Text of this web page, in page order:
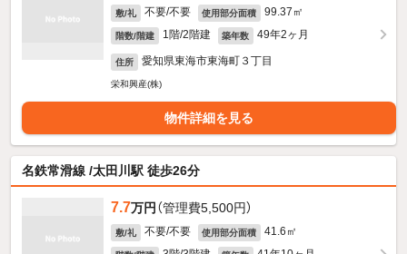
敷/礼 不要/不要 使用部分面積 99.37㎡
階数/階建 1階/2階建 築年数 49年2ヶ月
住所 愛知県東海市東海町３丁目
栄和興産(株)
物件詳細を見る
名鉄常滑線 /太田川駅 徒歩26分
7.7万円 （管理費5,500円）
敷/礼 不要/不要 使用部分面積 41.6㎡